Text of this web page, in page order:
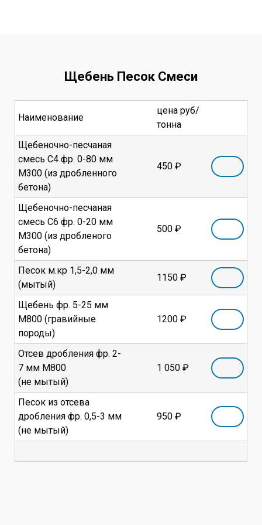
Щебень Песок Смеси
Наименование
цена руб/
тонна
Щебеночно-песчаная
смесь С4 фр. 0-80 мм
М300 (из дробленного
бетона)
450 ₽
Щебеночно-песчаная
смесь C6 фр. 0-20 мм
М300 (из дробленого
бетона)
500 ₽
Песок м.кр 1,5-2,0 мм
(мытый)
1150 ₽
Щебень фр. 5-25 мм
М800 (гравийные
породы)
1200 ₽
Отсев дробления фр. 2-
7 мм М800
(не мытый)
1 050 ₽
Песок из отсева
дробления фр. 0,5-3 мм
(не мытый)
950 ₽